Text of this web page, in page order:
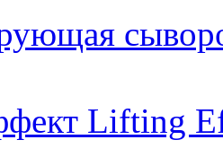
Lifting